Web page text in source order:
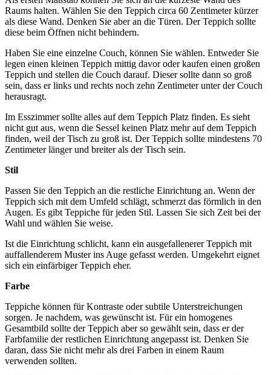
Raums halten. Wählen Sie den Teppich circa 60 Zentimeter kürzer
als diese Wand. Denken Sie aber an die Türen. Der Teppich sollte
diese beim Öffnen nicht behindern.
Haben Sie eine einzelne Couch, können Sie wählen. Entweder Sie
legen einen kleinen Teppich mittig davor oder kaufen einen großen
Teppich und stellen die Couch darauf. Dieser sollte dann so groß
sein, dass er links und rechts noch zehn Zentimeter unter der Couch
herausragt.
Im Esszimmer sollte alles auf dem Teppich Platz finden. Es sieht
nicht gut aus, wenn die Sessel keinen Platz mehr auf dem Teppich
finden, weil der Tisch zu groß ist. Der Teppich sollte mindestens 70
Zentimeter länger und breiter als der Tisch sein.
Stil
Passen Sie den Teppich an die restliche Einrichtung an. Wenn der
Teppich sich mit dem Umfeld schlägt, schmerzt das förmlich in den
Augen. Es gibt Teppiche für jeden Stil. Lassen Sie sich Zeit bei der
Wahl und wählen Sie weise.
Ist die Einrichtung schlicht, kann ein ausgefallenerer Teppich mit
auffallenderem Muster ins Auge gefasst werden. Umgekehrt eignet
sich ein einfärbiger Teppich eher.
Farbe
Teppiche können für Kontraste oder subtile Unterstreichungen
sorgen. Je nachdem, was gewünscht ist. Für ein homogenes
Gesamtbild sollte der Teppich aber so gewählt sein, dass er der
Farbfamilie der restlichen Einrichtung angepasst ist. Denken Sie
daran, dass Sie nicht mehr als drei Farben in einem Raum
verwenden sollten.